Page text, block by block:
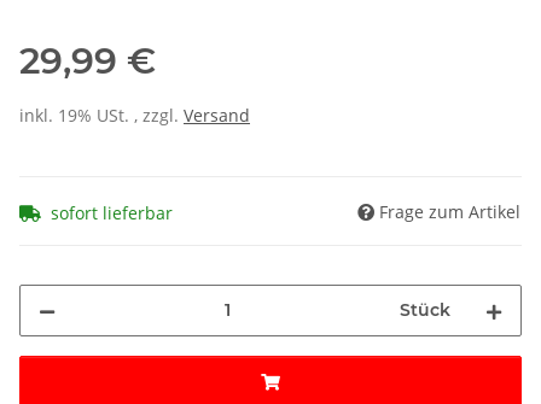
29,99 €
inkl. 19% USt. , zzgl. Versand
sofort lieferbar Frage zum Artikel
Stück